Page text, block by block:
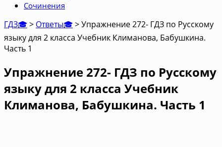
Сочинения
ГДЗ🎓> Ответы🎓>Упражнение 272- ГДЗ по Русскому
языку для 2 класса Учебник Климанова, Бабушкина.
Часть 1
Упражнение 272- ГДЗ по Русскому
языку для 2 класса Учебник
Климанова, Бабушкина. Часть 1